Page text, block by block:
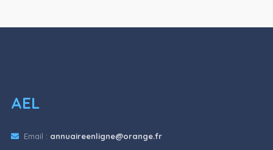
AEL
Email : annuaireenligne@orange.fr